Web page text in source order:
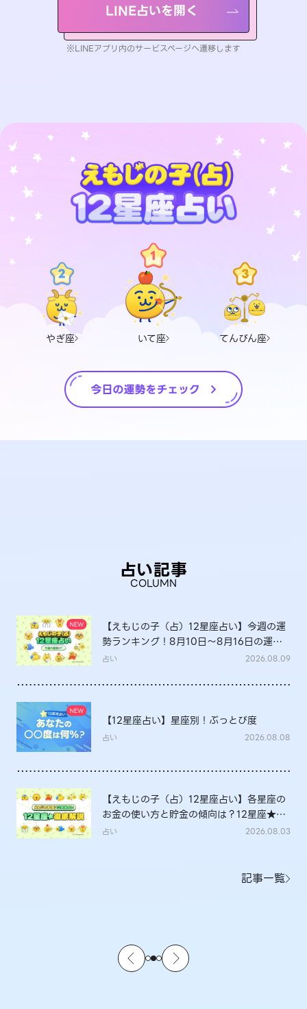
LINE占いを開く
※LINEアプリ内のサービスページへ遷移します
やぎ座 いて座 てんびん座
占い記事
COLUMN
【えもじの子（占）12星座占い】今週の運
勢ランキング！8月10日～8月16日の運勢
は？
占い 2026.08.09
【12星座占い】星座別！ぶっとび度
占い 2026.08.08
【えもじの子（占）12星座占い】各星座の
お金の使い方と貯金の傾向は？12星座★徹
底解説
占い 2026.08.03
記事一覧